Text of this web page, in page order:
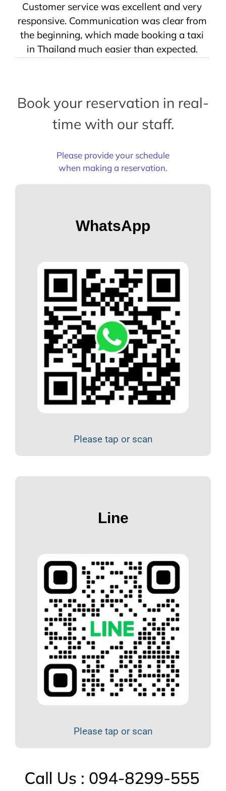
Customer service was excellent and very
responsive. Communication was clear from
the beginning, which made booking a taxi
in Thailand much easier than expected.
Book your reservation in real-
time with our staff.
Please provide your schedule
when making a reservation.
WhatsApp
Please tap or scan
Line
Please tap or scan